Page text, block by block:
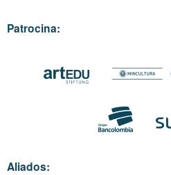
Patrocina:
Aliados: